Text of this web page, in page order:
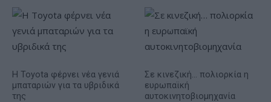
Η Toyota φέρνει νέα γενιά
μπαταριών για τα υβριδικά
της
Σε κινεζική… πολιορκία η
ευρωπαϊκή
αυτοκινητοβιομηχανία